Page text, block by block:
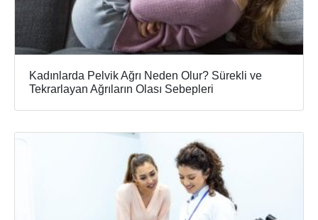
Kadınlarda Pelvik Ağrı Neden Olur? Sürekli ve
Tekrarlayan Ağrıların Olası Sebepleri